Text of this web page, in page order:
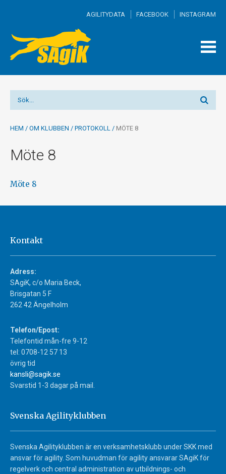
AGILITYDATA FACEBOOK INSTAGRAM
HEM / OM KLUBBEN / PROTOKOLL / MÖTE 8
Möte 8
Möte 8
Kontakt
Adress:
SAgiK, c/o Maria Beck,
Brisgatan 5 F
262 42 Ängelholm
Telefon/Epost:
Telefontid mån-fre 9-12
tel: 0708-12 57 13
övrig tid
kansli@sagik.se
Svarstid 1-3 dagar på mail.
Svenska Agilityklubben
Svenska Agilityklubben är en verksamhetsklubb under SKK med
ansvar för agility. Som huvudman för agility ansvarar SAgiK för
regelverk och central administration av utbildnings- och